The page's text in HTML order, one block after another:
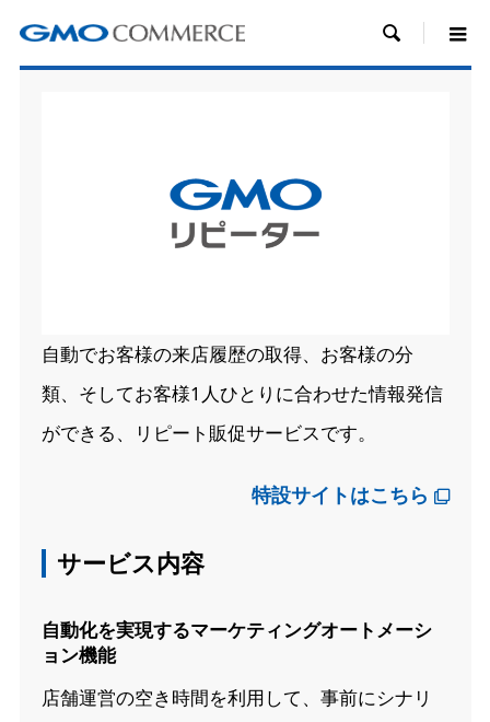

自動でお客様の来店履歴の取得、お客様の分
類、そしてお客様1人ひとりに合わせた情報発信
ができる、リピート販促サービスです。
特設サイトはこちら
サービス内容
自動化を実現するマーケティングオートメーシ
ョン機能
店舗運営の空き時間を利用して、事前にシナリ